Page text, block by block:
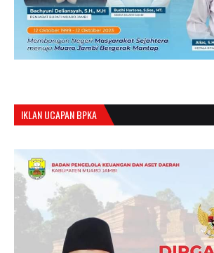
IKLAN UCAPAN BPKA